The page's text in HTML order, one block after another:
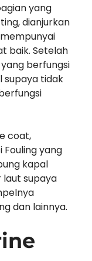
yang
dianjurkan
baik. Setelah
berfungsi
supaya tidak
coat,
yang
kapal
supaya
dan lainnya.